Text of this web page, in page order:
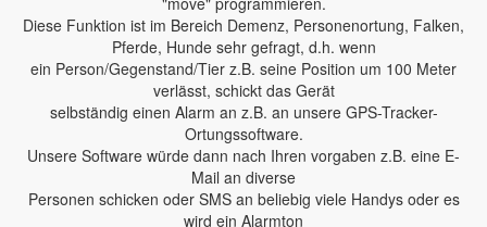
Diese Funktion ist im Bereich Demenz, Personenortung, Falken,
Pferde, Hunde sehr gefragt, d.h. wenn
ein Person/Gegenstand/Tier z.B. seine Position um 100 Meter
verlässt, schickt das Gerät
selbständig einen Alarm an z.B. an unsere GPS-Tracker-
Ortungssoftware.
Unsere Software würde dann nach Ihren vorgaben z.B. eine E-
Mail an diverse
Personen schicken oder SMS an beliebig viele Handys oder es
wird ein Alarmton